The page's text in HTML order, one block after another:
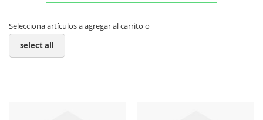
Selecciona artículos a agregar al carrito o
select all